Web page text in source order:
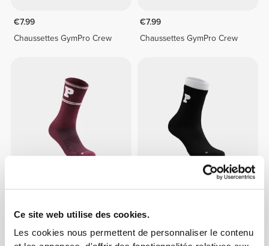
Ce site web utilise des cookies.
Les cookies nous permettent de personnaliser le contenu
€7.99
Chaussettes GymPro Crew
€7.99
Chaussettes GymPro Crew
€9.99
Crew
€9.99
Crew